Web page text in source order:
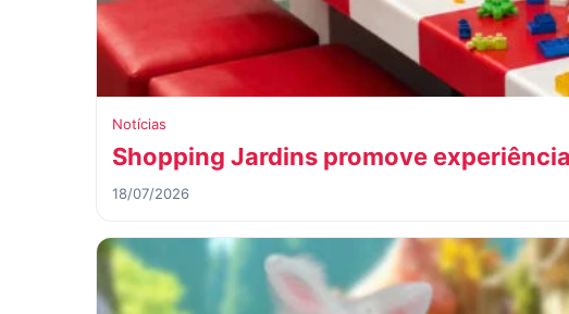
Notícias
Shopping Jardins promove
18/07/2026